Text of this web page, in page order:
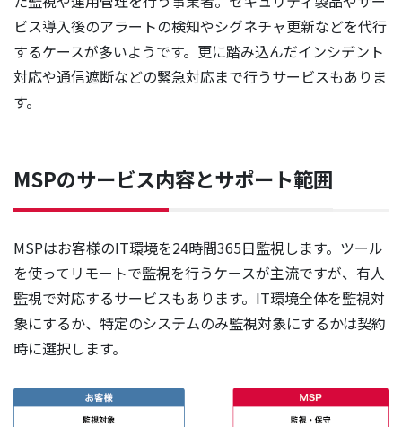
ビス導入後のアラートの検知やシグネチャ更新などを代行
するケースが多いようです。更に踏み込んだインシデント
対応や通信遮断などの緊急対応まで行うサービスもありま
す。
MSPのサービス内容とサポート範囲
MSPはお客様のIT環境を24時間365日監視します。ツール
を使ってリモートで監視を行うケースが主流ですが、有人
監視で対応するサービスもあります。IT環境全体を監視対
象にするか、特定のシステムのみ監視対象にするかは契約
時に選択します。